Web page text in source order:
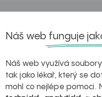
Náš web funguje
Náš web využívá
tak jako lékař, který se
mohl co nejlépe pomoci.